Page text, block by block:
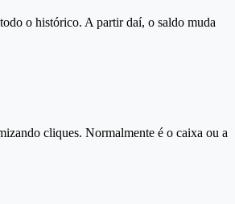
o histórico. A partir daí, o saldo muda
cliques. Normalmente é o caixa ou a